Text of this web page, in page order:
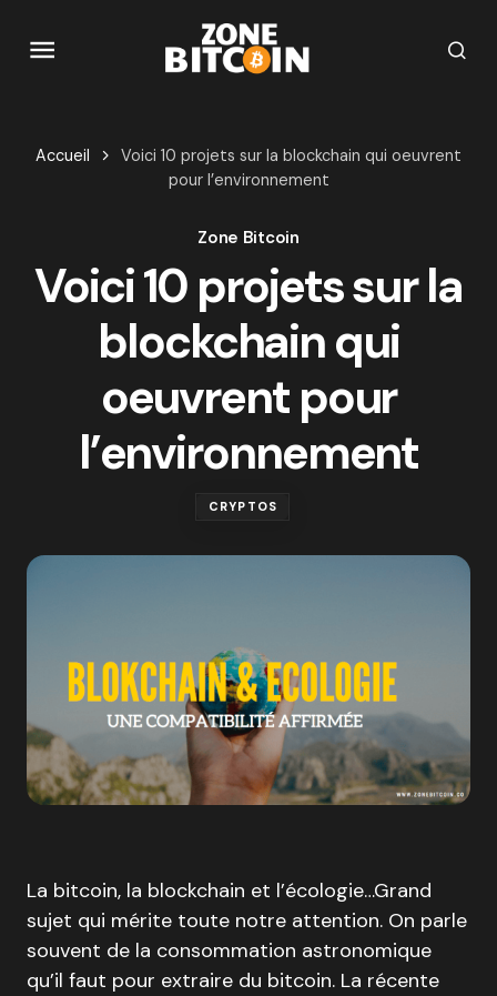
Accueil
Voici 10 projets sur la blockchain qui oeuvrent
pour l’environnement
Zone Bitcoin
Voici 10 projets sur la
blockchain qui
oeuvrent pour
l’environnement
CRYPTOS
La bitcoin, la blockchain et l’écologie…Grand
sujet qui mérite toute notre attention. On parle
souvent de la consommation astronomique
qu’il faut pour extraire du bitcoin. La récente